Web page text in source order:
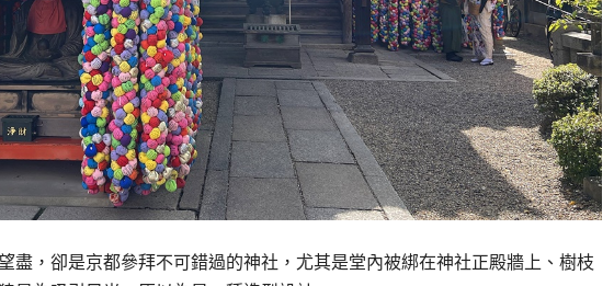
盡，卻是京都參拜不可錯過的神社，尤其是堂內被綁在神社正殿牆上、樹枝